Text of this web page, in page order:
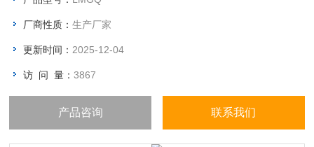
厂商性质：生产厂家
更新时间： 2025-12-04
访 问 量：3867
产品咨询 联系我们